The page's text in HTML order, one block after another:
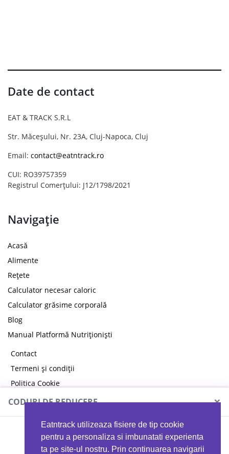
Eatntrack utilizeaza fisiere de tip cookie
pentru a personaliza si imbunatati experienta
ta pe site-ul nostru. Prin continuarea navigarii
Date de contact
EAT & TRACK S.R.L
Str. Măceșului, Nr. 23A, Cluj-Napoca, Cluj
Email: contact@eatntrack.ro
CUI: RO39757359
Registrul Comerțului: J12/1798/2021
Navigație
Acasă
Alimente
Rețete
Calculator necesar caloric
Calculator grăsime corporală
Blog
Manual Platformă Nutriționiști
Contact
Termeni și condiții
Politica Cookie
Politica de confidențialitate
CODURI DE REDUCERE ×
MYPROTEIN